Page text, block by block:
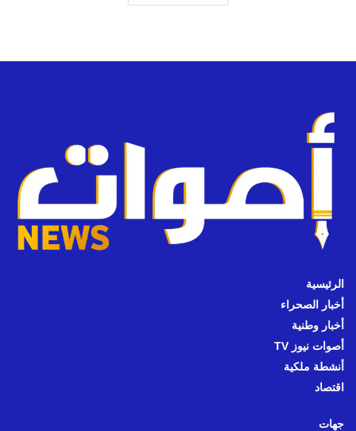
الرئيسية
أخبار الصحراء
أخبار وطنية
أصوات نيوز TV
أنشطة ملكية
اقتصاد
جهات